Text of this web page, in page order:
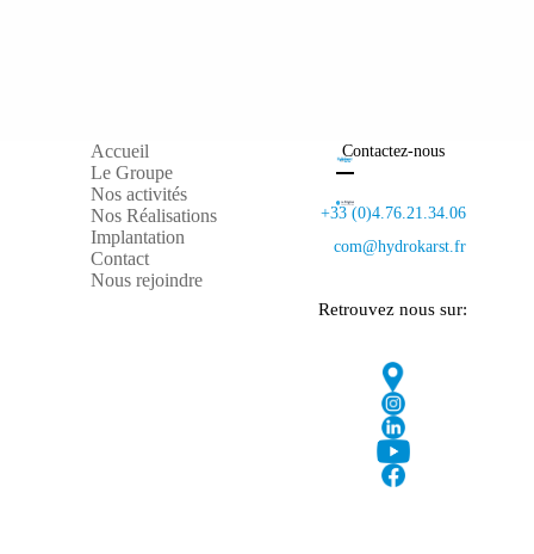
Accueil
Le Groupe
Nos activités
Nos Réalisations
Implantation
Contact
Nous rejoindre
Contactez-nous
+33 (0)4.76.21.34.06
com@hydrokarst.fr
Retrouvez nous sur: